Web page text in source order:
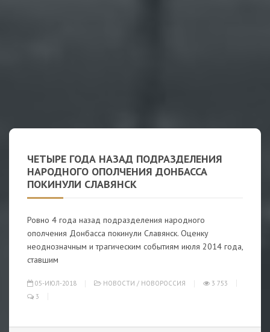
ЧЕТЫРЕ ГОДА НАЗАД ПОДРАЗДЕЛЕНИЯ
НАРОДНОГО ОПОЛЧЕНИЯ ДОНБАССА
ПОКИНУЛИ СЛАВЯНСК
Ровно 4 года назад подразделения народного
ополчения Донбасса покинули Славянск. Оценку
неоднозначным и трагическим событиям июля 2014 года,
ставшим
05-ИЮЛ-2018 НОВОСТИ / НОВОРОССИЯ
3 753
3